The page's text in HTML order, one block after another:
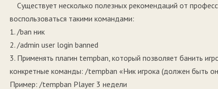
Существует несколько полезных рекомендаций от
воспользоваться такими командами:
1. /ban ник
2. /admin user login banned
3. Применять плагин tempban, который позволяет банить
конкретные команды: /tempban «Ник игрока (должен быть
Пример: /tempban Player 3 недели